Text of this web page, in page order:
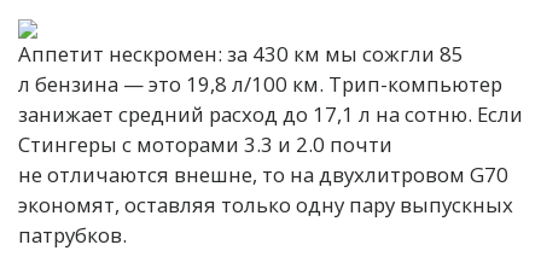
Аппетит нескромен: за 430 км мы сожгли 85
л бензина — это 19,8 л/100 км. Трип-компьютер
занижает средний расход до 17,1 л на сотню. Если
Стингеры с моторами 3.3 и 2.0 почти
не отличаются внешне, то на двухлитровом G70
экономят, оставляя только одну пару выпускных
патрубков.